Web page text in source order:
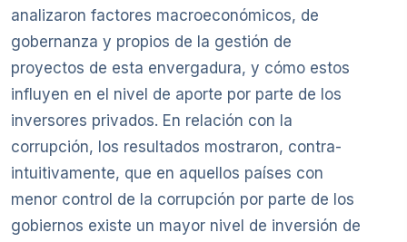
analizaron factores macroeconómicos, de
gobernanza y propios de la gestión de
proyectos de esta envergadura, y cómo estos
influyen en el nivel de aporte por parte de los
inversores privados. En relación con la
corrupción, los resultados mostraron, contra-
intuitivamente, que en aquellos países con
menor control de la corrupción por parte de los
gobiernos existe un mayor nivel de inversión de